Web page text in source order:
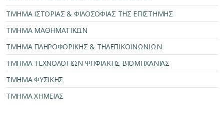
ΤΜΗΜΑ ΙΣΤΟΡΙΑΣ & ΦΙΛΟΣΟΦΙΑΣ ΤΗΣ ΕΠΙΣΤΗΜΗΣ
ΤΜΗΜΑ ΜΑΘΗΜΑΤΙΚΩΝ
ΤΜΗΜΑ ΠΛΗΡΟΦΟΡΙΚΗΣ & ΤΗΛΕΠΙΚΟΙΝΩΝΙΩΝ
ΤΜΗΜΑ ΤΕΧΝΟΛΟΓΙΩΝ ΨΗΦΙΑΚΗΣ ΒΙΟΜΗΧΑΝΙΑΣ
ΤΜΗΜΑ ΦΥΣΙΚΗΣ
ΤΜΗΜΑ ΧΗΜΕΙΑΣ